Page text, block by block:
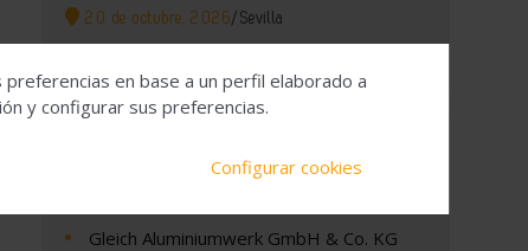
20 de octubre, 2026/ Sevilla
Gleich Aluminiumwerk GmbH & Co. KG
en base a un perfil elaborado a
y configurar sus preferencias.
Configurar cookies